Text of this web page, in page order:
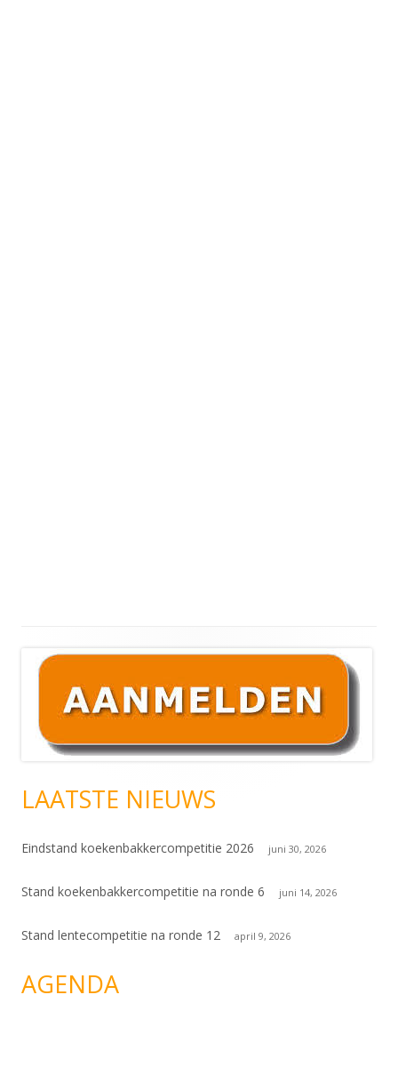
Hoofd
sidebar
LAATSTE NIEUWS
Eindstand koekenbakkercompetitie 2026 juni 30, 2026
Stand koekenbakkercompetitie na ronde 6 juni 14, 2026
Stand lentecompetitie na ronde 12 april 9, 2026
AGENDA